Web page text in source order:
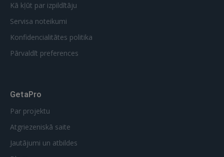
Kā kļūt par izpildītāju
Servisa noteikumi
Konfidencialitātes politika
Pārvaldīt preferences
GetaPro
Par projektu
Atgriezeniskā saite
Jautājumi un atbildes